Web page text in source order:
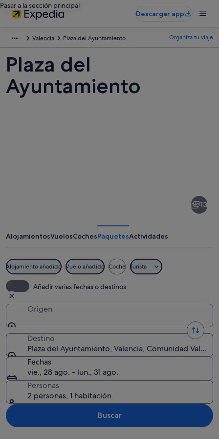
Pasar a la sección principal
Descargar app
Valencia Plaza del Ayuntamiento Organiza tu viaje
Plaza del
Ayuntamiento
13
AlojamientosVuelosCochesPaquetesActividades
Alojamiento añadido Vuelo añadido Coche Turista
Añadir varias fechas o destinos
Origen
Destino
Plaza del Ayuntamiento, Valencia, Comunidad
Fechas
vie., 28 ago. - lun., 31 ago.
Personas
2 personas, 1 habitación
Buscar